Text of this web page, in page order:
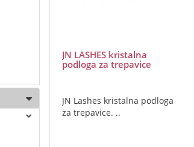
JN LASHES kristalna
podloga za trepavice
JN Lashes kristalna podloga
za trepavice. ..